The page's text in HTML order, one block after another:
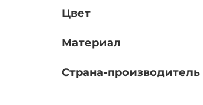
Цвет
Материал
Страна-производитель